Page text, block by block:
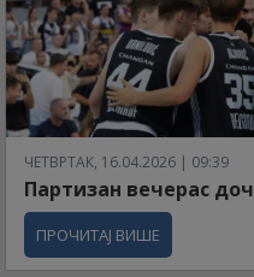
ЧЕТВРТАК, 16.04.2026 | 09:39
Партизан вечерас
ПРОЧИТАЈ ВИШЕ